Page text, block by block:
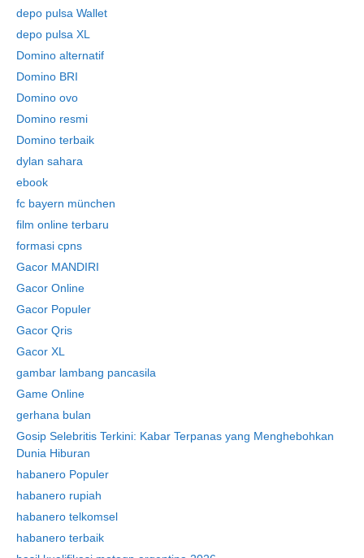
depo pulsa Wallet
depo pulsa XL
Domino alternatif
Domino BRI
Domino ovo
Domino resmi
Domino terbaik
dylan sahara
ebook
fc bayern münchen
film online terbaru
formasi cpns
Gacor MANDIRI
Gacor Online
Gacor Populer
Gacor Qris
Gacor XL
gambar lambang pancasila
Game Online
gerhana bulan
Gosip Selebritis Terkini: Kabar Terpanas yang Menghebohkan
Dunia Hiburan
habanero Populer
habanero rupiah
habanero telkomsel
habanero terbaik